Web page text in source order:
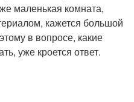
маленькая комната,
кажется большой
в вопросе, какие
уже кроется ответ.